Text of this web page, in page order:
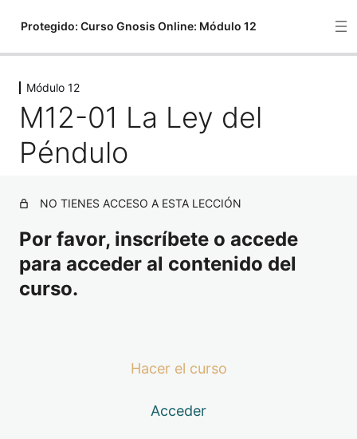
Protegido: Curso Gnosis Online: Módulo 12
Módulo 12
M12-01 La Ley del Péndulo
M12-02 La Falsa Personalidad
1 lección
Evaluación del Módulo 12
Módulo 12
M12-01 La Ley del
Péndulo
NO TIENES ACCESO A ESTA LECCIÓN
Por favor, inscríbete o accede
para acceder al contenido del
curso.
Hacer el curso
Acceder